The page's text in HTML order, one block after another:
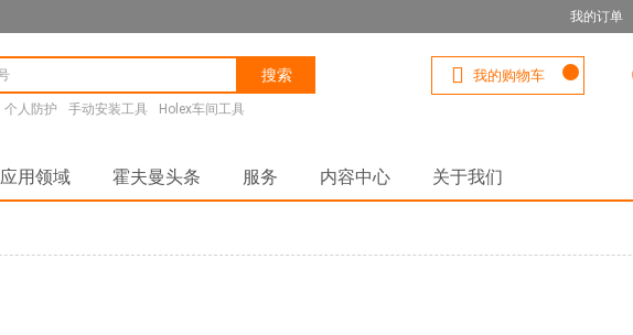
我的订单
搜索
个人防护 手动安装工具 Holex车间工具
我的购物车
应用领域 霍夫曼头条 服务 内容中心 关于我们